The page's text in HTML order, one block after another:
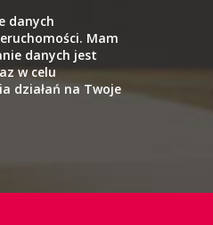
danych
Mam
danych jest
w celu
działań na Twoje